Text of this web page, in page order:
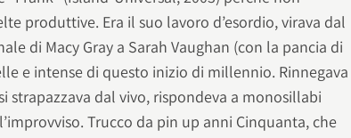
produttive. Era il suo lavoro d’esordio, virava dal
di Macy Gray a Sarah Vaughan (con la pancia di
e intense di questo inizio di millennio. Rinnegava
strapazzava dal vivo, rispondeva a monosillabi
Trucco da pin up anni Cinquanta, che